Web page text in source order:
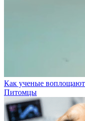
Как ученые воплощают
Питомцы